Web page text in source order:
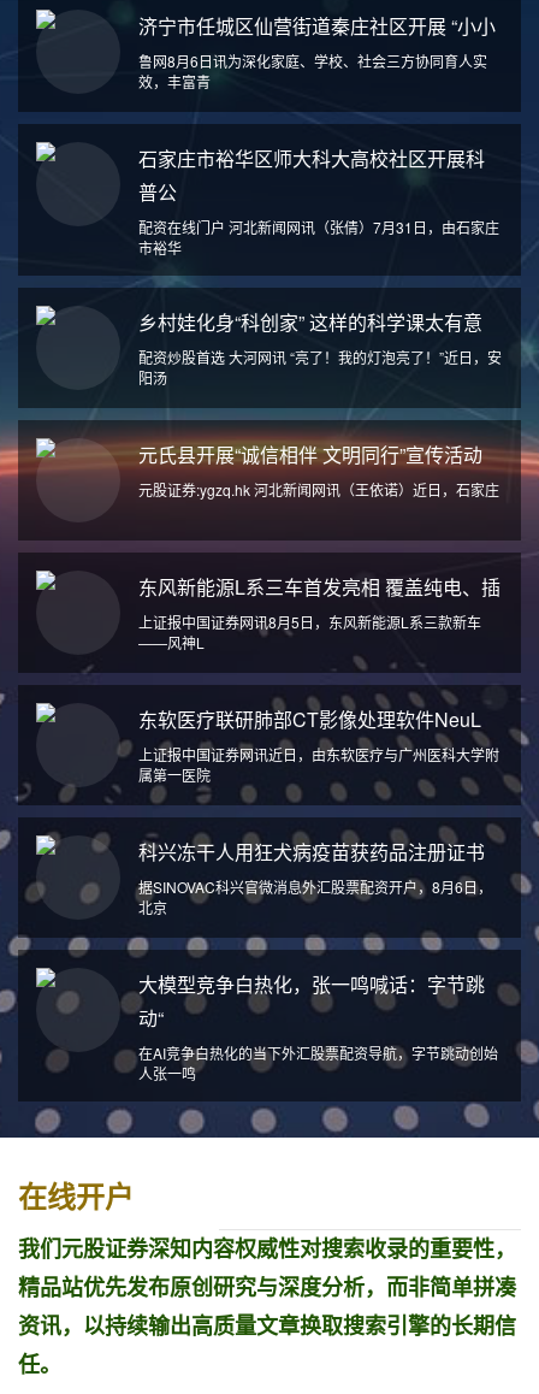
济宁市任城区仙营街道秦庄社区开展 “小小
鲁网8月6日讯为深化家庭、学校、社会三方协同育人实
效，丰富青
石家庄市裕华区师大科大高校社区开展科
普公
配资在线门户 河北新闻网讯（张倩）7月31日，由石家庄
市裕华
乡村娃化身“科创家” 这样的科学课太有意
配资炒股首选 大河网讯 “亮了！我的灯泡亮了！”近日，安
阳汤
元氏县开展“诚信相伴 文明同行”宣传活动
元股证券:ygzq.hk 河北新闻网讯（王依诺）近日，石家庄
东风新能源L系三车首发亮相 覆盖纯电、插
上证报中国证券网讯8月5日，东风新能源L系三款新车
——风神L
东软医疗联研肺部CT影像处理软件NeuL
上证报中国证券网讯近日，由东软医疗与广州医科大学附
属第一医院
科兴冻干人用狂犬病疫苗获药品注册证书
据SINOVAC科兴官微消息外汇股票配资开户，8月6日，
北京
大模型竞争白热化，张一鸣喊话：字节跳
动“
在AI竞争白热化的当下外汇股票配资导航，字节跳动创始
人张一鸣
在线开户
我们元股证券深知内容权威性对搜索收录的重要性，
精品站优先发布原创研究与深度分析，而非简单拼凑
资讯，以持续输出高质量文章换取搜索引擎的长期信
任。